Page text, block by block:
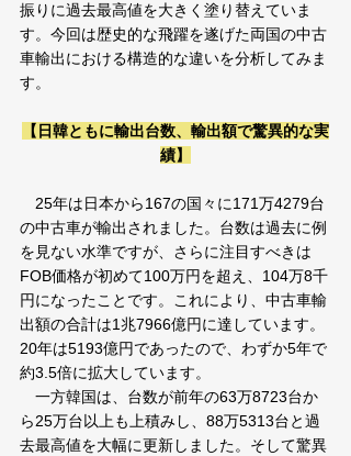
振りに過去最高値を大きく塗り替えていま
す。今回は歴史的な飛躍を遂げた両国の中古
車輸出における構造的な違いを分析してみま
す。
【日韓ともに輸出台数、輸出額で驚異的な実
績】
25年は日本から167の国々に171万4279台
の中古車が輸出されました。台数は過去に例
を見ない水準ですが、さらに注目すべきは
FOB価格が初めて100万円を超え、104万8千
円になったことです。これにより、中古車輸
出額の合計は1兆7966億円に達しています。
20年は5193億円であったので、わずか5年で
約3.5倍に拡大しています。
一方韓国は、台数が前年の63万8723台か
ら25万台以上も上積みし、88万5313台と過
去最高値を大幅に更新しました。そして驚異